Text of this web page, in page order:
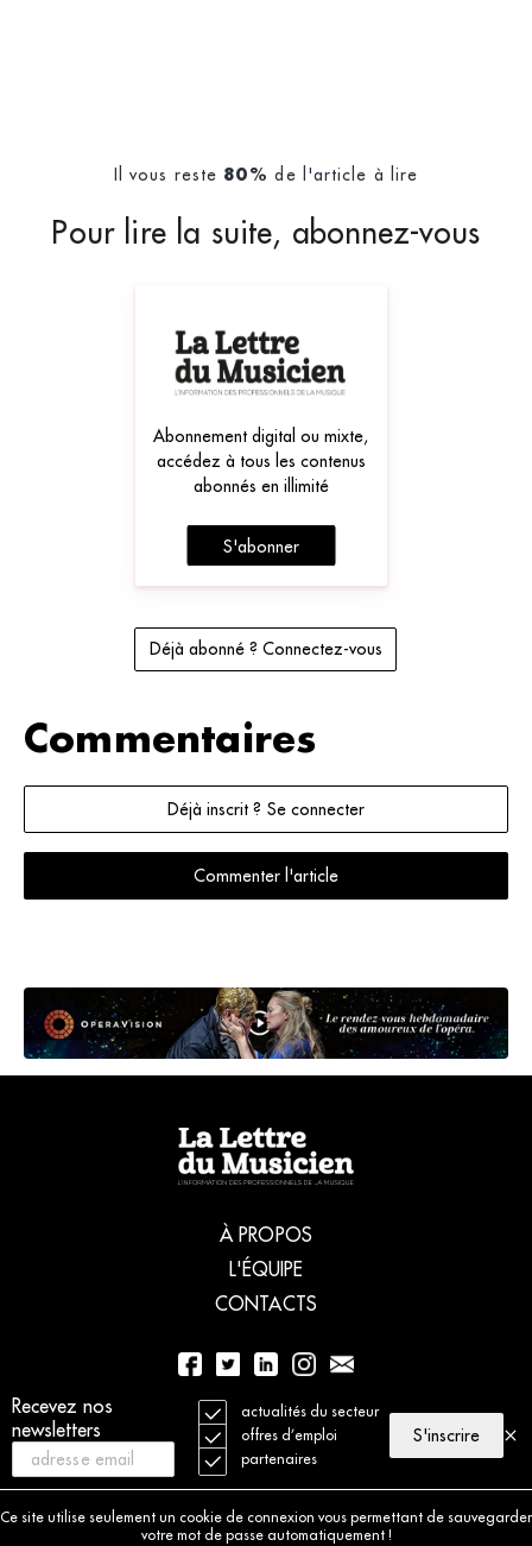
Recevez nos
newsletters
actualités du secteur
offres d’emploi
partenaires
S'inscrire
Ce site utilise seulement un cookie de connexion vous permettant de sauvegarder
votre mot de passe automatiquement !
Il vous reste 80% de l'article à lire
Pour lire la suite, abonnez-vous
Abonnement digital ou mixte,
accédez à tous les contenus
abonnés en illimité
S'abonner
Déjà abonné ? Connectez-vous
Commentaires
Déjà inscrit ? Se connecter
Commenter l'article
À PROPOS
L'ÉQUIPE
CONTACTS
01 56 77 04 00
© 2021 La Lettre du Musicien. Tous droits réservés
Charte déontologique